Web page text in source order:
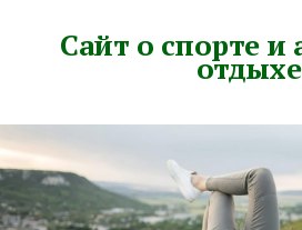
Сайт о спорте и
отдыхе